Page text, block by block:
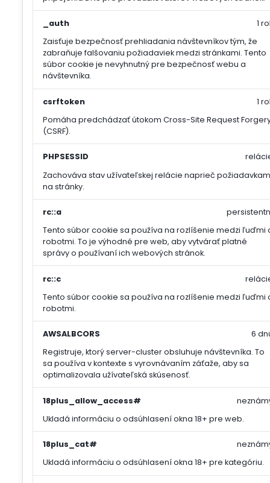
_auth
Zaisťuje bezpečnosť prehliadania návštevníkov tým, že
zabraňuje falšovaniu požiadaviek medzi stránkami. Tento
súbor cookie je nevyhnutný pre bezpečnosť webu a
návštevníka.
1
csrftoken
Pomáha predchádzať útokom Cross-Site Request
(CSRF).
1
PHPSESSID
Zachováva stav užívateľskej relácie naprieč
na stránky.
rc::a
Tento súbor cookie sa používa na rozlíšenie medzi ľuďmi
robotmi. To je výhodné pre web, aby vytvárať platné
správy o používaní ich webových stránok.
rc::c
Tento súbor cookie sa používa na rozlíšenie medzi ľuďmi
robotmi.
AWSALBCORS
Registruje, ktorý server-cluster obsluhuje návštevníka. To
sa používa v kontexte s vyrovnávaním záťaže, aby sa
optimalizovala užívateľská skúsenosť.
6
18plus_allow_access#
Ukladá informáciu o odsúhlasení okna 18+ pre web.
18plus_cat#
Ukladá informáciu o odsúhlasení okna 18+ pre kategóriu.